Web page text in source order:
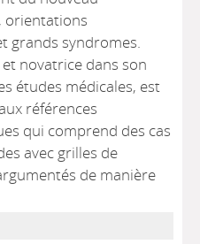
orientations
grands syndromes.
novatrice dans son
études médicales, est
références
qui comprend des cas
avec grilles de
de manière